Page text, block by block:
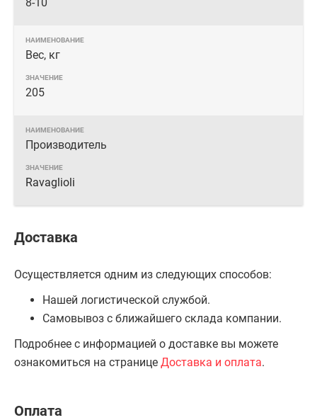
Вес, кг
205
Производитель
Ravaglioli
Доставка
Осуществляется одним из следующих способов:
Нашей логистической службой.
Самовывоз с ближайшего склада компании.
Подробнее с информацией о доставке вы можете
ознакомиться на странице Доставка и оплата.
Оплата